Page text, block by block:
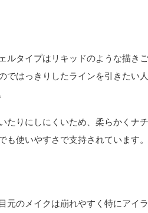
ルタイプはリキッドのような描きご
ではっきりしたラインを引きたい人
たりにしにくいため、柔らかくナチ
も使いやすさで支持されています。
元のメイクは崩れやすく特にアイラ